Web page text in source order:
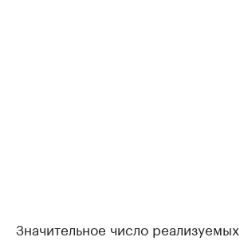
Значительное число